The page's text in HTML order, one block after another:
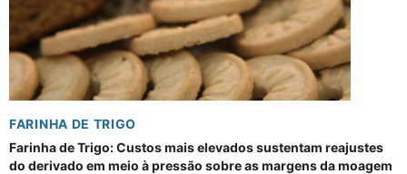
FARINHA DE TRIGO
Farinha de Trigo: Custos mais elevados sustentam reajustes
do derivado em meio à pressão sobre as margens da moagem